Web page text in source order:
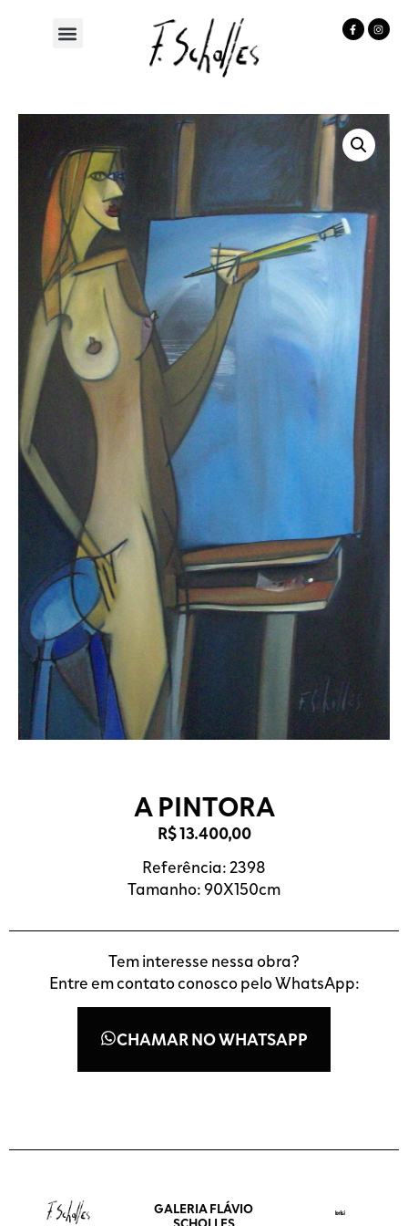
A PINTORA
R$13.400,00
Referência: 2398
Tamanho: 90X150cm
Tem interesse nessa obra?
Entre em contato conosco pelo WhatsApp:
CHAMAR NO WHATSAPP
GALERIA FLÁVIO
SCHOLLES